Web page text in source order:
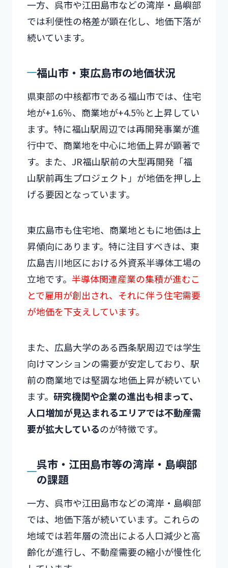
一方、呉市や江田島市などの湾岸・島嶼部
では利便性の格差が顕在化し、地価下落が
続いています。
福山市・東広島市の地価状況
県東部の中核都市である福山市では、住宅
地が+1.6％、商業地が+4.5％と上昇してい
ます。特に福山駅周辺では再開発事業が進
行中で、商業地を中心に地価上昇が顕著で
す。また、JR福山駅前の大型再開発「福
山駅前再生プロジェクト」が地価を押し上
げる要因となっています。
東広島市も住宅地、商業地ともに地価は上
昇傾向にあります。特に注目すべきは、東
広島吉川地区における外資系半導体工場の
立地です。 半導体関連産業の集積が進むこ
とで雇用が創出され、それに伴う住宅需要
が地価を下支えしています。
また、広島大学のある西条駅周辺では学生
向けマンションの需要が安定しており、駅
前の商業地では堅調な地価上昇が続いてい
ます。 研究機関や企業の進出も相まって、
人口増加が見込まれるエリアでは不動産需
要が拡大しているのが特徴です。
呉市・江田島市等の湾岸・島嶼部
の課題
一方、呉市や江田島市などの湾岸・島嶼部
では、地価下落が続いています。これらの
地域では若年層の流出による人口減少と高
齢化が進行し、不動産需要の縮小が慢性化